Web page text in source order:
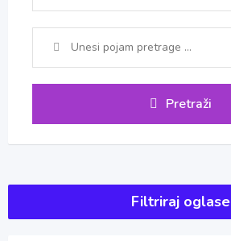
Pretraži
Filtriraj oglase